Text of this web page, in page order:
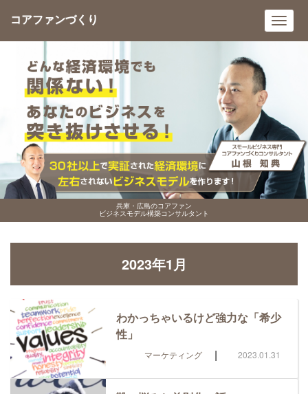
兵庫・広島のコアファン
ビジネスモデル構築コンサルタント
コアファンづくり
2023年1月
わかっちゃいるけど強力な「希少
性」
マーケティング | 2023.01.31